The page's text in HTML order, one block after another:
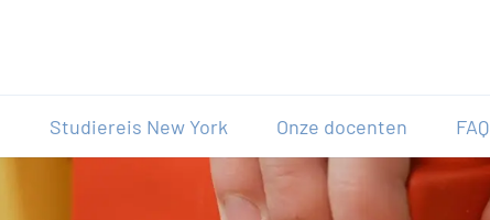
Studiereis New York Onze docenten FAQ